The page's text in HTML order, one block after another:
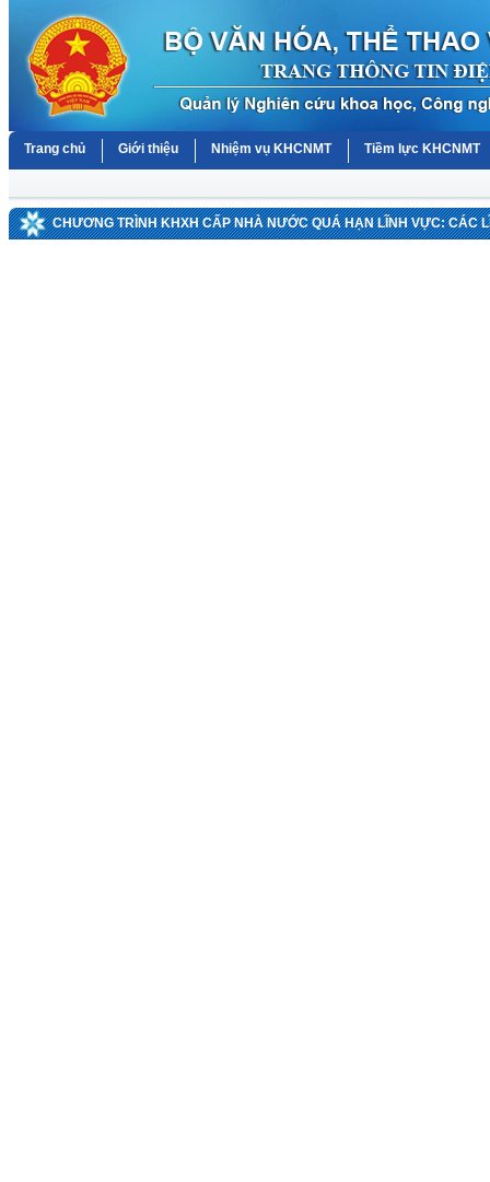
Trang chủ Giới thiệu Nhiệm vụ KHCNMT Tiềm lực KHCNMT
CHƯƠNG TRÌNH KHXH CẤP NHÀ NƯỚC QUÁ HẠN LĨNH VỰC: CÁC